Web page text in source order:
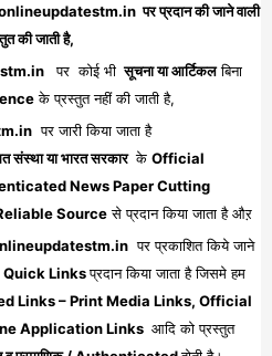
onlineupdatestm.in पर प्रदान की जाने वाली
की जाती है,
पर कोई भी सूचना या आर्टिकलबिना
के प्रस्तुत नहीं की जाती है,
पर जारी किया जाता है
संस्था या भारत सरकार के Official
News Paper Cutting
Sourceसे प्रदान किया जाता है औऱ
पर प्रकाशित किये जाने
Quick Linksप्रदान किया जाता है जिसमे हम
Links – Print Media Links, Official
Application Links आदि को प्रस्तुत